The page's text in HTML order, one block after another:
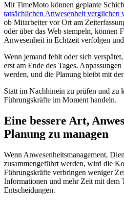
Mit TimeMoto können geplante
tatsächlichen Anwesenheit verglichen
ob Mitarbeiter vor Ort am
oder über das Web stempeln, können
Anwesenheit in Echtzeit verfolgen
Wenn jemand fehlt oder sich
erst am Ende des Tages.
werden, und die Planung bleibt mit
Statt im Nachhinein zu prüfen und zu
Führungskräfte im Moment handeln.
Eine bessere Art,
Planung zu managen
Wenn Anwesenheitsmanagement,
zusammengeführt werden, wird die
Führungskräfte verbringen weniger
Informationen und mehr Zeit mit dem
Entscheidungen.